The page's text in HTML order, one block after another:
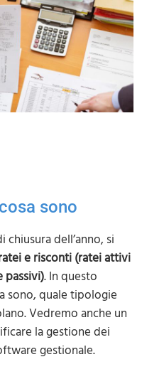
sono
dell’anno, si
e risconti (ratei attivi
passivi). In questo
sono, quale tipologie
Vedremo anche un
la gestione dei
gestionale.